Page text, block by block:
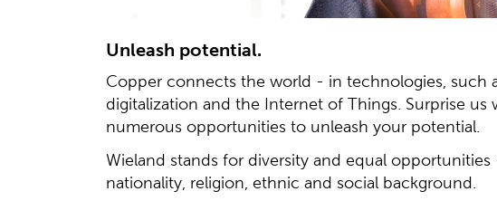
Unleash potential.
Copper connects the world - in technologies, such
digitalization and the Internet of Things. Surprise
numerous opportunities to unleash your potential.
Wieland stands for diversity and equal
nationality, religion, ethnic and social background.